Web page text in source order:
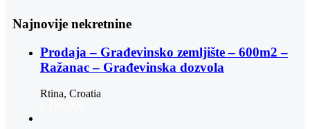
Najnovije nekretnine
Prodaja – Građevinsko zemljište – 600m2 –
Ražanac – Građevinska dozvola
Rtina, Croatia